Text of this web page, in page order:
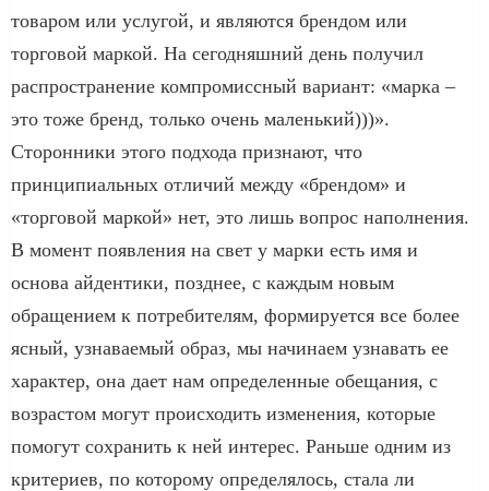
товаром или услугой, и являются брендом или
торговой маркой. На сегодняшний день получил
распространение компромиссный вариант: «марка –
это тоже бренд, только очень маленький)))».
Сторонники этого подхода признают, что
принципиальных отличий между «брендом» и
«торговой маркой» нет, это лишь вопрос наполнения.
В момент появления на свет у марки есть имя и
основа айдентики, позднее, с каждым новым
обращением к потребителям, формируется все более
ясный, узнаваемый образ, мы начинаем узнавать ее
характер, она дает нам определенные обещания, с
возрастом могут происходить изменения, которые
помогут сохранить к ней интерес. Раньше одним из
критериев, по которому определялось, стала ли